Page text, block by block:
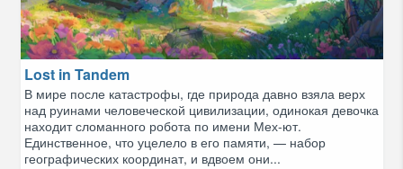
Lost in Tandem
В мире после катастрофы, где природа давно взяла верх
над руинами человеческой цивилизации, одинокая девочка
находит сломанного робота по имени Мех-ют.
Единственное, что уцелело в его памяти, — набор
географических координат, и вдвоем они...